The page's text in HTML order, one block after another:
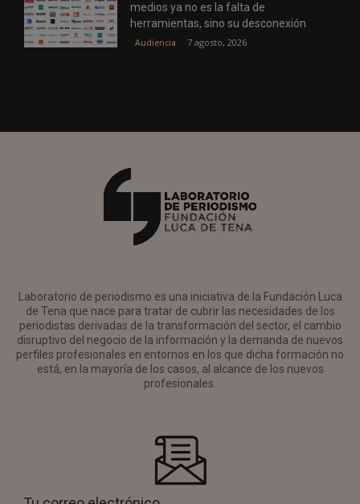
medios ya no es la falta de
herramientas, sino su desconexión
Audiencia 7 agosto, 2026
Laboratorio de periodismo es una iniciativa de la Fundación Luca
de Tena que nace para tratar de cubrir las necesidades de los
periodistas derivadas de la transformación del sector, el cambio
disruptivo del negocio de la información y la demanda de nuevos
perfiles profesionales en entornos en los que dicha formación no
está, en la mayoría de los casos, al alcance de los nuevos
profesionales.